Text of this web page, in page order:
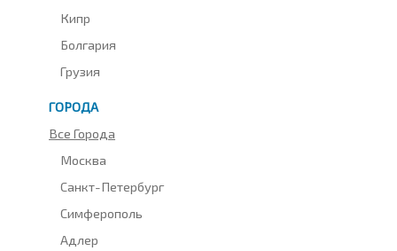
Кипр
Болгария
Грузия
ГОРОДА
Все Города
Москва
Санкт-Петербург
Симферополь
Адлер